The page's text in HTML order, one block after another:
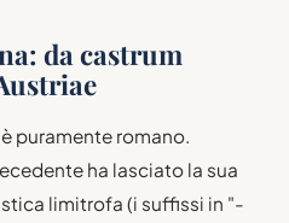
da castrum
puramente romano.
ha lasciato la sua
limitrofa (i suffissi in "-